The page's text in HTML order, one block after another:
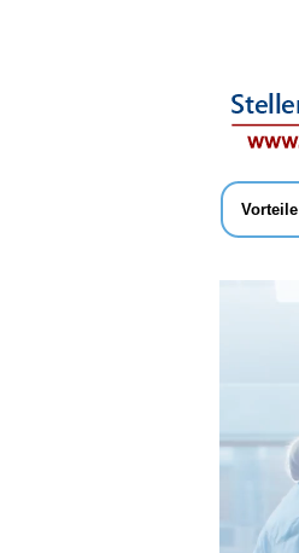
Vorteile